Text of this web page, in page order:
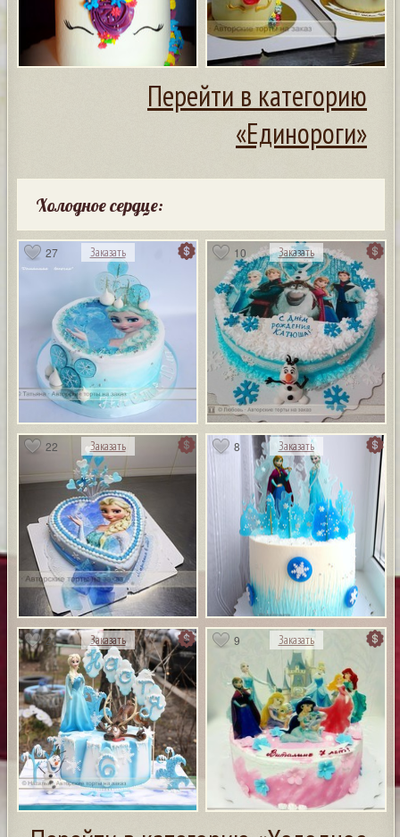
Перейти в категорию
«Единороги»
Холодное сердце:
27 Заказать 10 Заказать
22 Заказать 8 Заказать
21 Заказать 9 Заказать